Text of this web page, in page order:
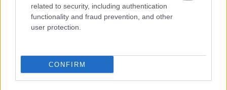
related to security, including authentication
functionality and fraud prevention, and other
user protection.
CONFIRM